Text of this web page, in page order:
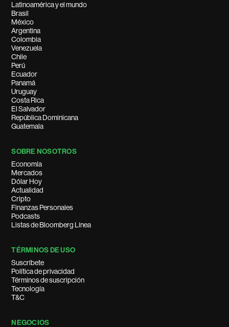
Latinoamérica y el mundo
Brasil
México
Argentina
Colombia
Venezuela
Chile
Perú
Ecuador
Panamá
Uruguay
Costa Rica
El Salvador
República Dominicana
Guatemala
SOBRE NOSOTROS
Economía
Mercados
Dólar Hoy
Actualidad
Cripto
Finanzas Personales
Podcasts
Listas de Bloomberg Línea
TÉRMINOS DE USO
Suscríbete
Política de privacidad
Términos de suscripción
Tecnología
T&C
NEGOCIOS